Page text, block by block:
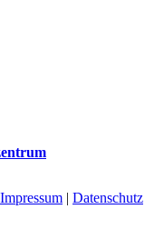
Impressum | Datenschutz